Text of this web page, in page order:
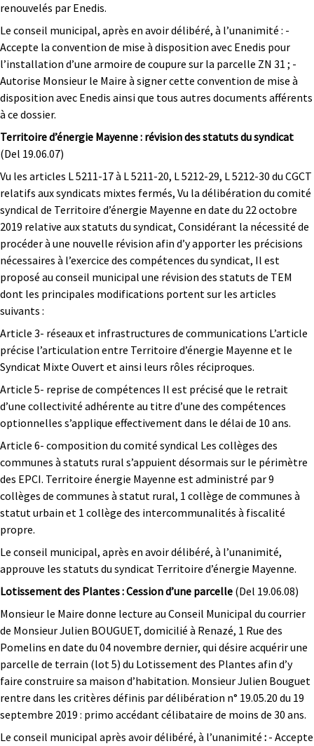
renouvelés par Enedis.
Le conseil municipal, après en avoir délibéré, à l’unanimité : -
Accepte la convention de mise à disposition avec Enedis pour
l’installation d’une armoire de coupure sur la parcelle ZN 31 ; -
Autorise Monsieur le Maire à signer cette convention de mise à
disposition avec Enedis ainsi que tous autres documents afférents
à ce dossier.
Territoire d’énergie Mayenne : révision des statuts du syndicat
(Del 19.06.07)
Vu les articles L 5211-17 à L 5211-20, L 5212-29, L 5212-30 du CGCT
relatifs aux syndicats mixtes fermés, Vu la délibération du comité
syndical de Territoire d’énergie Mayenne en date du 22 octobre
2019 relative aux statuts du syndicat, Considérant la nécessité de
procéder à une nouvelle révision afin d’y apporter les précisions
nécessaires à l’exercice des compétences du syndicat, Il est
proposé au conseil municipal une révision des statuts de TEM
dont les principales modifications portent sur les articles
suivants :
Article 3- réseaux et infrastructures de communications L’article
précise l’articulation entre Territoire d’énergie Mayenne et le
Syndicat Mixte Ouvert et ainsi leurs rôles réciproques.
Article 5- reprise de compétences Il est précisé que le retrait
d’une collectivité adhérente au titre d’une des compétences
optionnelles s’applique effectivement dans le délai de 10 ans.
Article 6- composition du comité syndical Les collèges des
communes à statuts rural s’appuient désormais sur le périmètre
des EPCI. Territoire énergie Mayenne est administré par 9
collèges de communes à statut rural, 1 collège de communes à
statut urbain et 1 collège des intercommunalités à fiscalité
propre.
Le conseil municipal, après en avoir délibéré, à l’unanimité,
approuve les statuts du syndicat Territoire d’énergie Mayenne.
Lotissement des Plantes : Cession d’une parcelle (Del 19.06.08)
Monsieur le Maire donne lecture au Conseil Municipal du courrier
de Monsieur Julien BOUGUET, domicilié à Renazé, 1 Rue des
Pomelins en date du 04 novembre dernier, qui désire acquérir une
parcelle de terrain (lot 5) du Lotissement des Plantes afin d’y
faire construire sa maison d’habitation. Monsieur Julien Bouguet
rentre dans les critères définis par délibération n° 19.05.20 du 19
septembre 2019 : primo accédant célibataire de moins de 30 ans.
Le conseil municipal après avoir délibéré, à l’unanimité : - Accepte